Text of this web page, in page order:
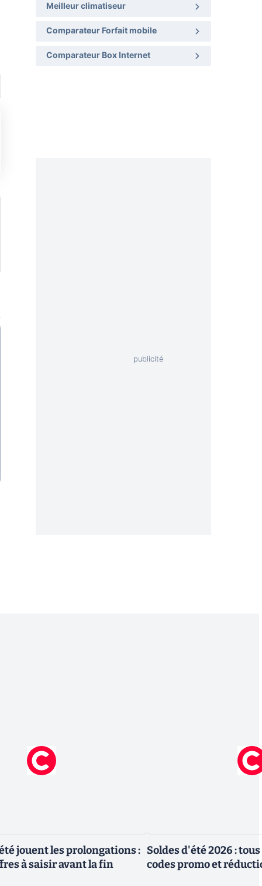
Meilleur climatiseur
Comparateur Forfait mobile
Comparateur Box Internet
jouent les prolongations :
à saisir avant la fin
Soldes d'été 2026 :
codes promo et